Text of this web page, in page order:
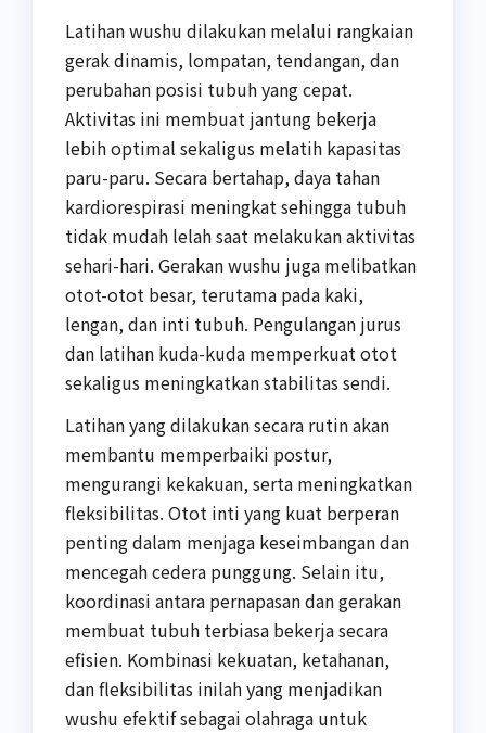
Latihan wushu dilakukan melalui rangkaian
gerak dinamis, lompatan, tendangan, dan
perubahan posisi tubuh yang cepat.
Aktivitas ini membuat jantung bekerja
lebih optimal sekaligus melatih kapasitas
paru-paru. Secara bertahap, daya tahan
kardiorespirasi meningkat sehingga tubuh
tidak mudah lelah saat melakukan aktivitas
sehari-hari. Gerakan wushu juga melibatkan
otot-otot besar, terutama pada kaki,
lengan, dan inti tubuh. Pengulangan jurus
dan latihan kuda-kuda memperkuat otot
sekaligus meningkatkan stabilitas sendi.
Latihan yang dilakukan secara rutin akan
membantu memperbaiki postur,
mengurangi kekakuan, serta meningkatkan
fleksibilitas. Otot inti yang kuat berperan
penting dalam menjaga keseimbangan dan
mencegah cedera punggung. Selain itu,
koordinasi antara pernapasan dan gerakan
membuat tubuh terbiasa bekerja secara
efisien. Kombinasi kekuatan, ketahanan,
dan fleksibilitas inilah yang menjadikan
wushu efektif sebagai olahraga untuk